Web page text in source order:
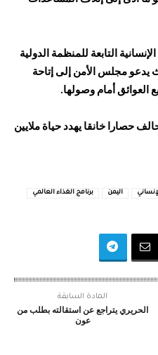
التابعة للمنظمة الدولية
يدعو مجلس الأمن إلى إتاحة
العوائق أمام وصولها.
حصارا خانقا يهدد حياة ملايين
اليمن برنامج الغذاء العالمي
المادة السابقة
الحريري يتراجع عن استقالته بطلب من
عون